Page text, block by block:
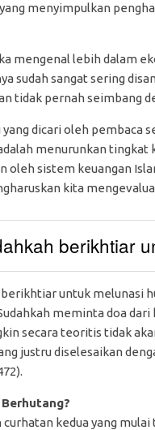
menyimpulkan
mengenal lebih dalam
sudah sangat sering
tidak pernah seimbang
yang dicari oleh pembaca
menurunkan tingkat
oleh sistem keuangan
kita
berikhtiar
berikhtiar untuk melunasi
meminta doa
secara teoritis tidak
justru diselesaikan
curhatan kedua yang